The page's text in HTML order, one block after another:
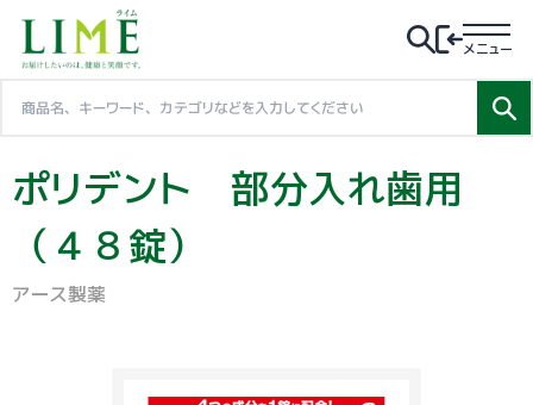
メニュー
ポリデント 部分入れ歯用
（４８錠）
アース製薬